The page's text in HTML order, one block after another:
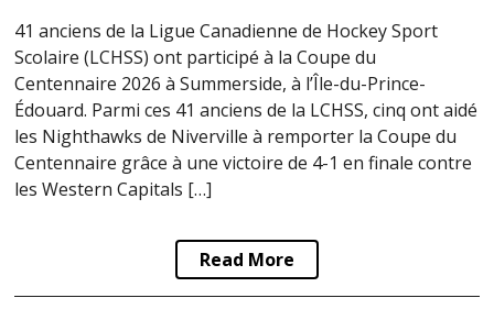
41 anciens de la Ligue Canadienne de Hockey Sport
Scolaire (LCHSS) ont participé à la Coupe du
Centennaire 2026 à Summerside, à l’Île-du-Prince-
Édouard. Parmi ces 41 anciens de la LCHSS, cinq ont aidé
les Nighthawks de Niverville à remporter la Coupe du
Centennaire grâce à une victoire de 4-1 en finale contre
les Western Capitals […]
Read More